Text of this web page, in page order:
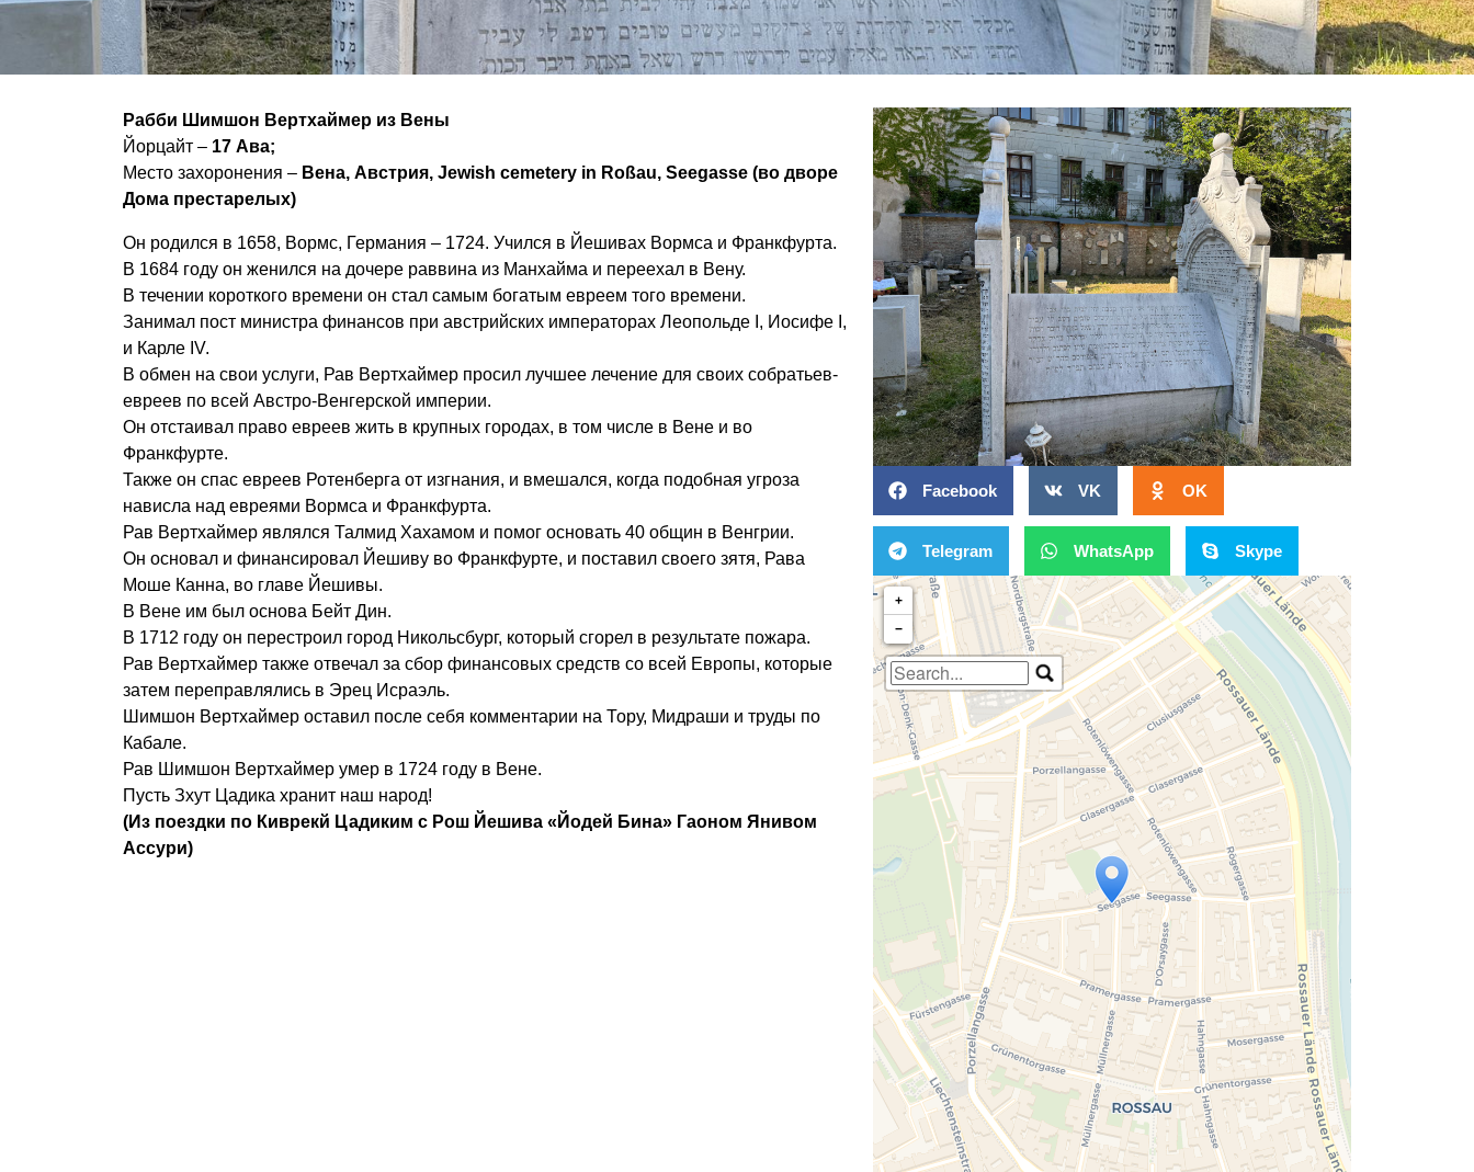
Рабби Шимшон Вертхаймер из Вены
Йорцайт – 17 Ава;
Место захоронения – Вена, Австрия, Jewish cemetery in Roßau, Seegasse (во дворе
Дома престарелых)
Он родился в 1658, Вормс, Германия – 1724. Учился в Йешивах Вормса и Франкфурта.
В 1684 году он женился на дочере раввина из Манхайма и переехал в Вену.
В течении короткого времени он стал самым богатым евреем того времени.
Занимал пост министра финансов при австрийских императорах Леопольде I, Иосифе I,
и Карле IV.
В обмен на свои услуги, Рав Вертхаймер просил лучшее лечение для своих собратьев-
евреев по всей Австро-Венгерской империи.
Он отстаивал право евреев жить в крупных городах, в том числе в Вене и во
Франкфурте.
Также он спас евреев Ротенберга от изгнания, и вмешался, когда подобная угроза
нависла над евреями Вормса и Франкфурта.
Рав Вертхаймер являлся Талмид Хахамом и помог основать 40 общин в Венгрии.
Он основал и финансировал Йешиву во Франкфурте, и поставил своего зятя, Рава
Моше Канна, во главе Йешивы.
В Вене им был основа Бейт Дин.
В 1712 году он перестроил город Никольсбург, который сгорел в результате пожара.
Рав Вертхаймер также отвечал за сбор финансовых средств со всей Европы, которые
затем переправлялись в Эрец Исраэль.
Шимшон Вертхаймер оставил после себя комментарии на Тору, Мидраши и труды по
Кабале.
Рав Шимшон Вертхаймер умер в 1724 году в Вене.
Пусть Зхут Цадика хранит наш народ!
(Из поездки по Киврекй Цадиким с Рош Йешива «Йодей Бина» Гаоном Янивом
Ассури)
Facebook VK OK
Telegram WhatsApp Skype
Travelers' Map is loading...
If you see this after your page is loaded
completely, leafletJS files are missing.
+
−